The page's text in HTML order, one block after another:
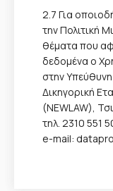
2.7 Για
την Πολιτική
θέματα που
δεδομένα ο
στην
Δικηγορική
(NEWLAW),
τηλ. 2310 551
e-mail: